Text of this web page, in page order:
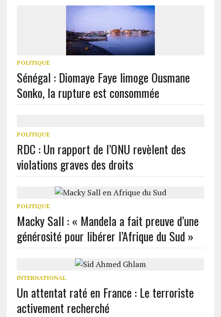
POLITIQUE
Sénégal : Diomaye Faye limoge Ousmane
Sonko, la rupture est consommée
POLITIQUE
RDC : Un rapport de l’ONU revèlent des
violations graves des droits
POLITIQUE
Macky Sall : « Mandela a fait preuve d’une
générosité pour libérer l’Afrique du Sud »
INTERNATIONAL
Un attentat raté en France : Le terroriste
activement recherché